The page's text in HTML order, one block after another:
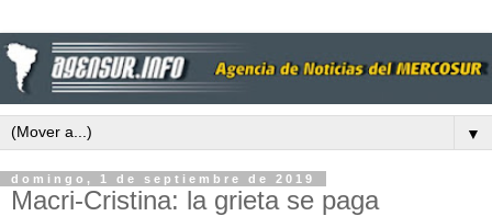
▼
domingo, 1 de septiembre de 2019
Macri-Cristina: la grieta se paga